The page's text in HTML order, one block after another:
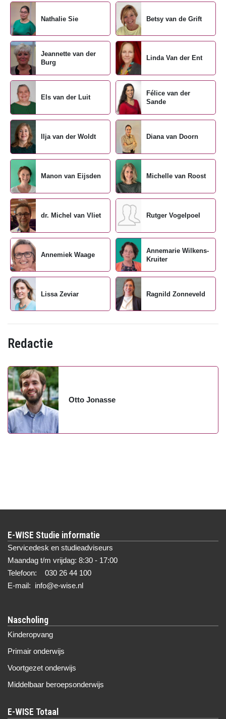
Nathalie Sie Betsy van de Grift
Jeannette van der
Burg
Linda Van der Ent
Els van der Luit
Félice van der
Sande
Ilja van der Woldt Diana van Doorn
Manon van Eijsden Michelle van Roost
dr. Michel van Vliet Rutger Vogelpoel
Annemiek Waage
Annemarie Wilkens-
Kruiter
Lissa Zeviar Ragnild Zonneveld
Redactie
Otto Jonasse
E-WISE Studie informatie
Servicedesk en studieadviseurs
Maandag t/m vrijdag: 8:30 - 17:00
Telefoon: 030 26 44 100
E-mail: info@e-wise.nl
Nascholing
Kinderopvang
Primair onderwijs
Voortgezet onderwijs
Middelbaar beroepsonderwijs